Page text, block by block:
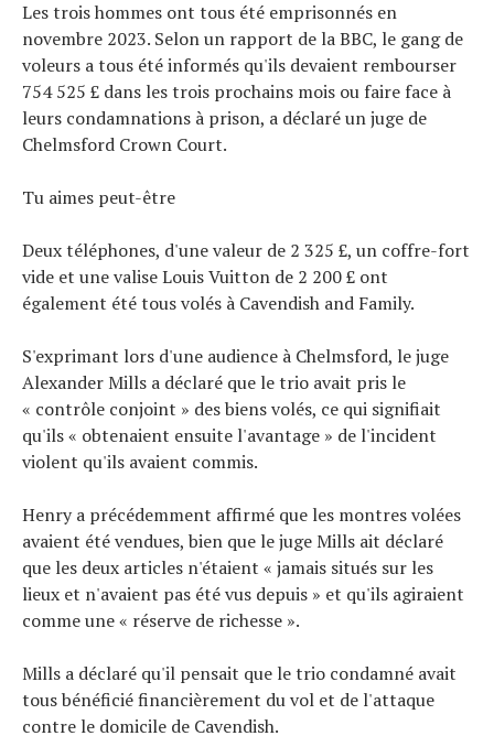
Les trois hommes ont tous été emprisonnés en
novembre 2023. Selon un rapport de la BBC, le gang de
voleurs a tous été informés qu'ils devaient rembourser
754 525 £ dans les trois prochains mois ou faire face à
leurs condamnations à prison, a déclaré un juge de
Chelmsford Crown Court.
Tu aimes peut-être
Deux téléphones, d'une valeur de 2 325 £, un coffre-fort
vide et une valise Louis Vuitton de 2 200 £ ont
également été tous volés à Cavendish and Family.
S'exprimant lors d'une audience à Chelmsford, le juge
Alexander Mills a déclaré que le trio avait pris le
« contrôle conjoint » des biens volés, ce qui signifiait
qu'ils « obtenaient ensuite l'avantage » de l'incident
violent qu'ils avaient commis.
Henry a précédemment affirmé que les montres volées
avaient été vendues, bien que le juge Mills ait déclaré
que les deux articles n'étaient « jamais situés sur les
lieux et n'avaient pas été vus depuis » et qu'ils agiraient
comme une « réserve de richesse ».
Mills a déclaré qu'il pensait que le trio condamné avait
tous bénéficié financièrement du vol et de l'attaque
contre le domicile de Cavendish.